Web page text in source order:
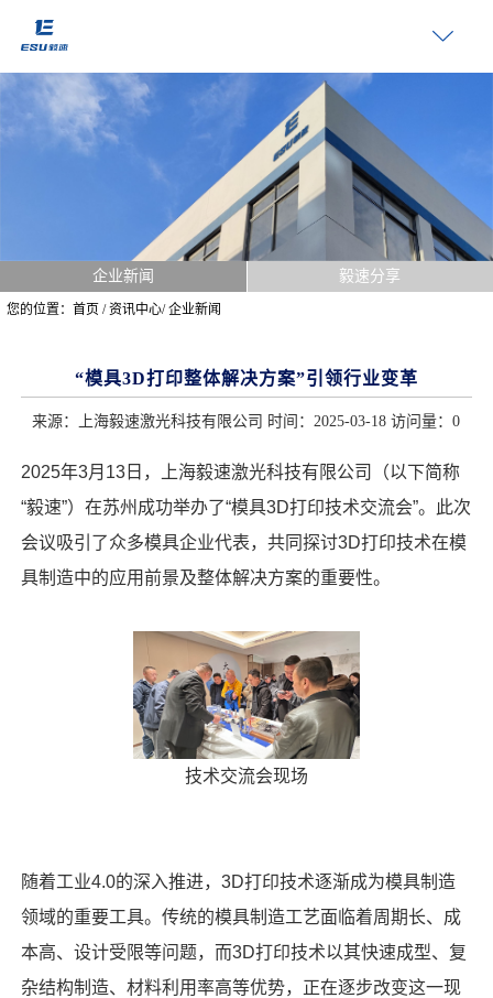
企业新闻 毅速分享
您的位置： 首页 /资讯中心/企业新闻
“模具3D打印整体解决方案”引领行业变革
来源：上海毅速激光科技有限公司 时间：2025-03-18 访问量：0
2025年3月 13日，上海毅速激光科技有限公司（以下简称
“毅速”）在苏州成功举办了“模具3D打印技术交流会”。此次
会议吸引了众多模具企业代表，共同探讨3D打印技术在模
具制造中的应用前景及整体解决方案的重要性。
技术交流会现场
随着工业4.0的深入推进， 3D打印技术逐渐成为模具制造
领域的重要工具。传统的模具制造工艺面临着周期长、成
本高、设计受限等问题，而3D打印技术以其快速成型、复
杂结构制造、材料利用率高等优势，正在逐步改变这一现